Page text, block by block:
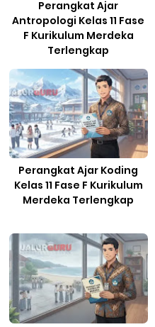
Perangkat Ajar
Antropologi Kelas 11 Fase
F Kurikulum Merdeka
Terlengkap
Perangkat Ajar Koding
Kelas 11 Fase F Kurikulum
Merdeka Terlengkap